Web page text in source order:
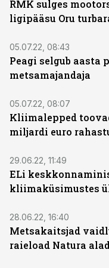
RMK sulges
ligipääsu Oru
05.07.22, 08:43
Peagi selgub aasta
metsamajandaja
05.07.22, 08:07
Kliimalepped
miljardi euro
29.06.22, 11:49
ELi
kliimaküsimustes
28.06.22, 16:40
Metsakaitsjad
raieload Natura